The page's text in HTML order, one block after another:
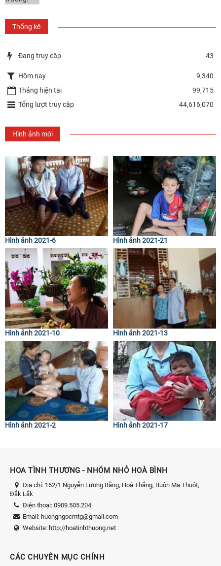
Thống kê
Đang truy cập 43
Hôm nay
9,340
Tháng hiện tại
99,715
Tổng lượt truy cập
44,616,070
Hình ảnh mới
Hình ảnh 2021-6 Hình ảnh 2021-21
Hình ảnh 2021-10 Hình ảnh 2021-13
Hình ảnh 2021-2 Hình ảnh 2021-17
HOA TÌNH THƯƠNG - NHÓM NHỎ HOÀ BÌNH
Địa chỉ: 162/1 Nguyễn Lương Bằng, Hoà Thắng, Buôn Ma Thuột,
Đắk Lắk
Điện thoại: 0909.505.204
Email: huongngocmtg@gmail.com
Website: http://hoatinhthuong.net
CÁC CHUYÊN MỤC CHÍNH